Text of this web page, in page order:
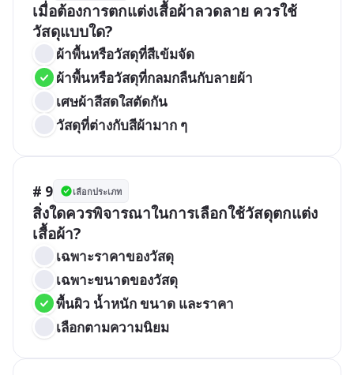
เมื่อต้องการตกแต่งเสื้อผ้าลวดลาย ควรใช้
วัสดุแบบใด?
ผ้าพื้นหรือวัสดุที่สีเข้มจัด
ผ้าพื้นหรือวัสดุที่กลมกลืนกับลายผ้า
เศษผ้าสีสดใสตัดกัน
วัสดุที่ต่างกับสีผ้ามาก ๆ
# 9 เลือกประเภท
สิ่งใดควรพิจารณาในการเลือกใช้วัสดุตกแต่ง
เสื้อผ้า?
เฉพาะราคาของวัสดุ
เฉพาะขนาดของวัสดุ
พื้นผิว น้ำหนัก ขนาด และราคา
เลือกตามความนิยม